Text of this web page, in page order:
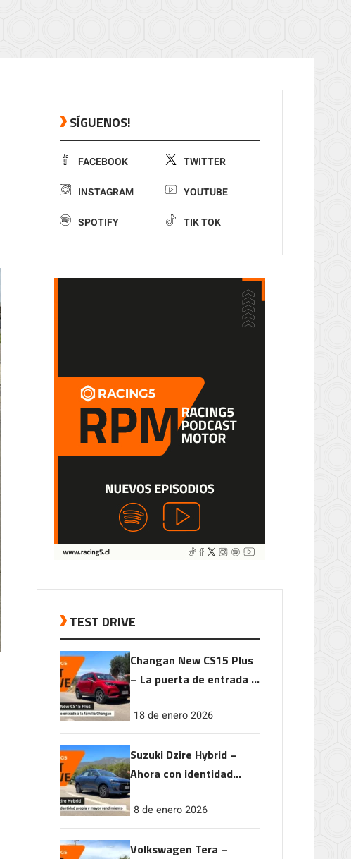
SÍGUENOS!
FACEBOOK TWITTER
INSTAGRAM YOUTUBE
SPOTIFY TIK TOK
TEST DRIVE
Changan New CS15 Plus
– La puerta de entrada a
18 de enero 2026
Suzuki Dzire Hybrid –
Ahora con identidad
rendimiento
8 de enero 2026
Volkswagen Tera –